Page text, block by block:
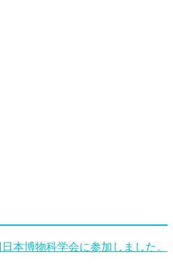
本博物科学会に参加しました。